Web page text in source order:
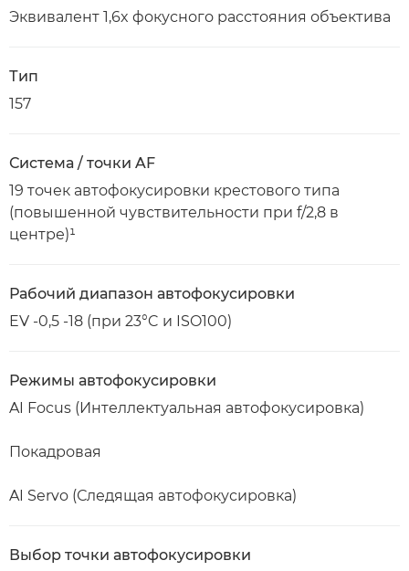
Эквивалент 1,6x фокусного расстояния объектива
Тип
157
Система / точки AF
19 точек автофокусировки крестового типа
(повышенной чувствительности при f/2,8 в
центре)¹
Рабочий диапазон автофокусировки
EV -0,5 -18 (при 23°C и ISO100)
Режимы автофокусировки
AI Focus (Интеллектуальная автофокусировка)
Покадровая
AI Servo (Следящая автофокусировка)
Выбор точки автофокусировки